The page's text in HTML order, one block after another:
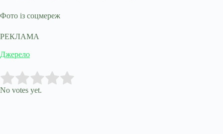
Фото із соцмереж
РЕКЛАМА
Джерело
Rate this item:
No votes yet.